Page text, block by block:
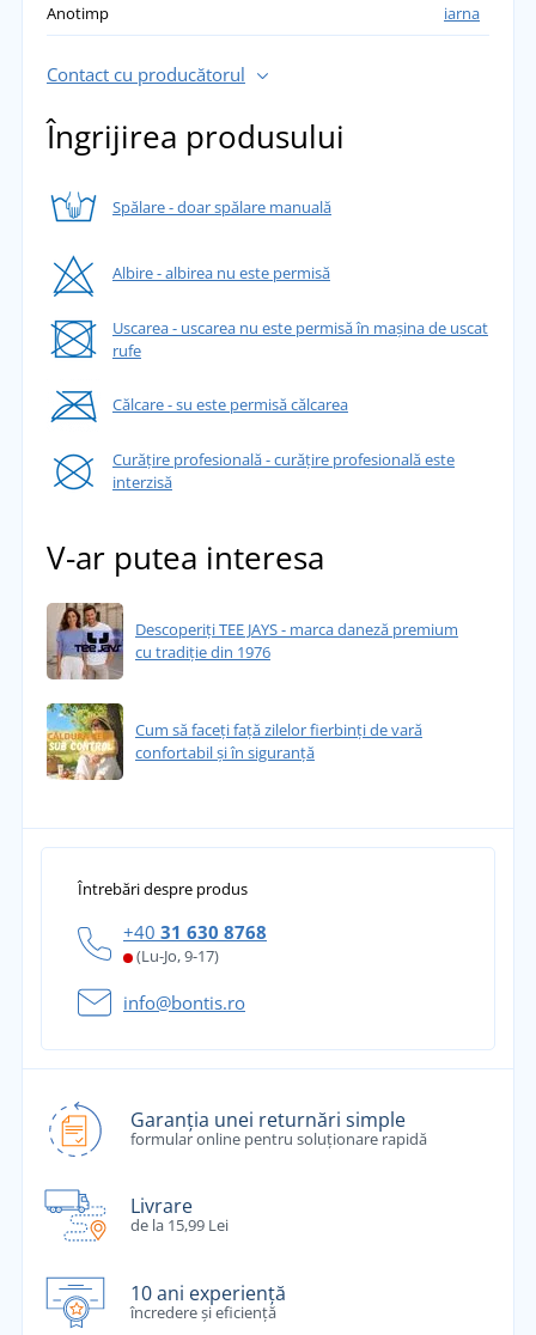
Anotimp
iarna
Contact cu producătorul
Îngrijirea produsului
Spălare - doar spălare manuală
Albire - albirea nu este permisă
Uscarea - uscarea nu este permisă în mașina de uscat
rufe
Călcare - su este permisă călcarea
Curățire profesională - curățire profesională este
interzisă
V-ar putea interesa
Descoperiți TEE JAYS - marca daneză premium
cu tradiție din 1976
Cum să faceți față zilelor fierbinți de vară
confortabil și în siguranță
Întrebări despre produs
+40 31 630 8768
(Lu-Jo, 9-17)
info@bontis.ro
Garanția unei returnări simple
formular online pentru soluționare rapidă
Livrare
de la 15,99 Lei
10 ani experiență
încredere și eficiență